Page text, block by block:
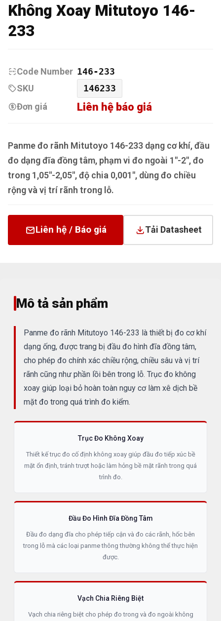
Không Xoay Mitutoyo 146-
233
Code Number 146-233
SKU
146233
Đơn giá
Liên hệ báo giá
Panme đo rãnh Mitutoyo 146-233 dạng cơ khí, đầu
đo dạng đĩa đồng tâm, phạm vi đo ngoài 1"-2", đo
trong 1,05"-2,05", độ chia 0,001", dùng đo chiều
rộng và vị trí rãnh trong lỗ.
Liên hệ / Báo giá Tải Datasheet
Mô tả sản phẩm
Panme đo rãnh Mitutoyo 146-233 là thiết bị đo cơ khí
dạng ống, được trang bị đầu đo hình đĩa đồng tâm,
cho phép đo chính xác chiều rộng, chiều sâu và vị trí
rãnh cũng như phần lồi bên trong lỗ. Trục đo không
xoay giúp loại bỏ hoàn toàn nguy cơ làm xê dịch bề
mặt đo trong quá trình đo kiểm.
Trục Đo Không Xoay
Thiết kế trục đo cố định không xoay giúp đầu đo tiếp xúc bề
mặt ổn định, tránh trượt hoặc làm hỏng bề mặt rãnh trong quá
trình đo.
Đầu Đo Hình Đĩa Đồng Tâm
Đầu đo dạng đĩa cho phép tiếp cận và đo các rãnh, hốc bên
trong lỗ mà các loại panme thông thường không thể thực hiện
được.
Vạch Chia Riêng Biệt
Vạch chia riêng biệt cho phép đo trong và đo ngoài không